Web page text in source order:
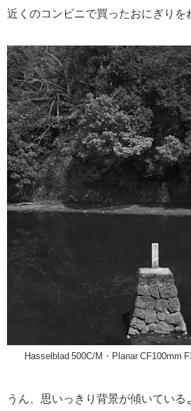
近くのコンビニで買ったおにぎりを
Hasselblad 500C/M・Planar CF100mm
うん、思いっきり背景が傾いている